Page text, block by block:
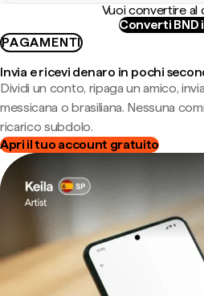
Vuoi convertire al
Converti BND
PAGAMENTI
Invia e ricevi denaro in pochi
Dividi un conto, ripaga un amico,
messicana o brasiliana. Nessuna
ricarico subdolo.
Apri il tuo account gratuito